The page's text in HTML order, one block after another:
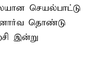
செயல்பாட்டு
தொண்டு
இன்று